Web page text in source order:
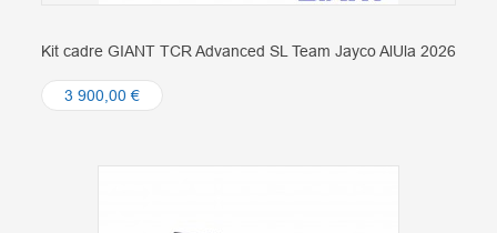
Kit cadre GIANT TCR Advanced SL Team Jayco AlUla 2026
3 900,00 €